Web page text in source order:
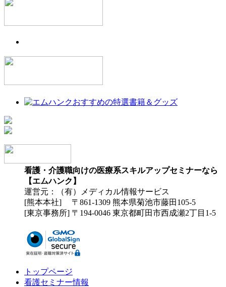
看護・介護職向けの医療系スキルアップセミナーなら
【エムハンク】
運営元：（有）メディカル情報サービス
[熊本本社] 〒861-1309 熊本県菊池市藤田105-5
[東京事務所] 〒194-0046 東京都町田市西成瀬2丁目1-5
トップページ
看護セミナー情報